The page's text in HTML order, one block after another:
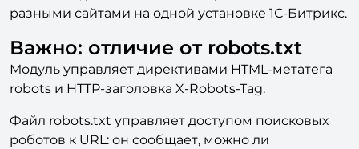
Важно: отличие от robots.txt
Модуль управляет директивами HTML-метатега
robots и HTTP-заголовка X-Robots-Tag.
Файл robots.txt управляет доступом поисковых
роботов к URL: он сообщает, можно ли
сканировать страницу.